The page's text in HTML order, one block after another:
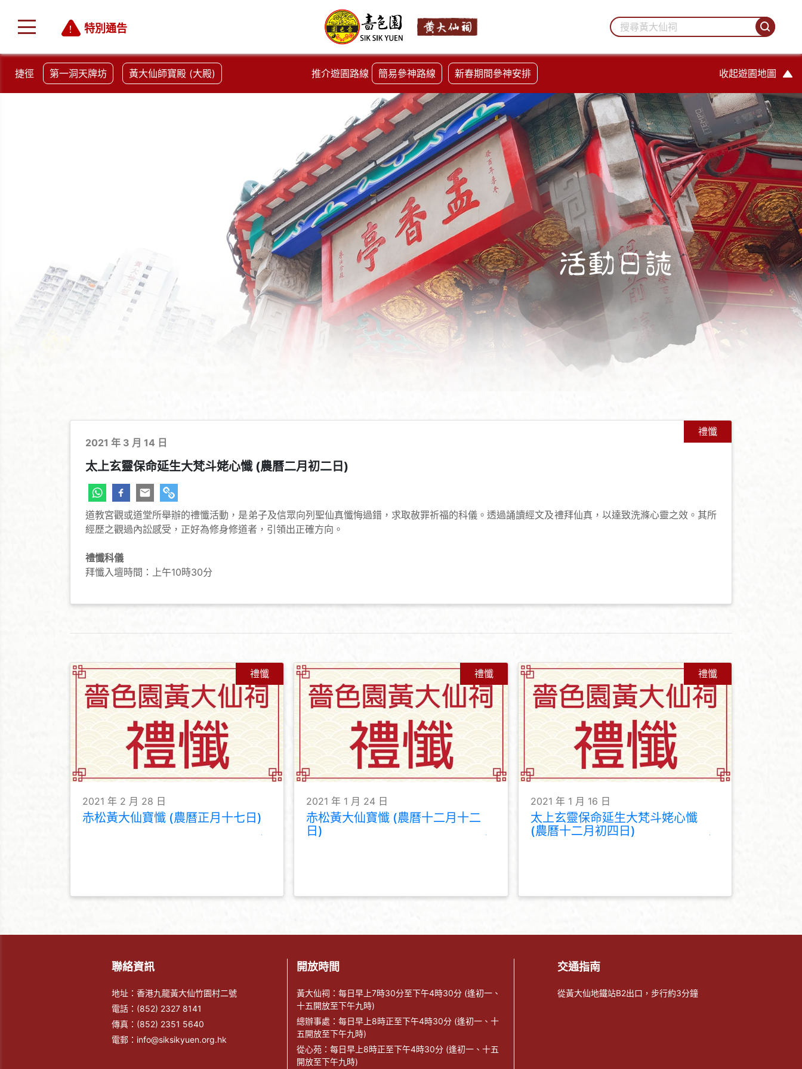
特別通告
捷徑 第一洞天牌坊 黃大仙師寶殿 (大殿) 推介遊園路線 簡易參神路線 新春期間參神安排 收起遊園地圖
活動日誌
禮懺
2021 年 3 月 14 日
太上玄靈保命延生大梵斗姥心懺 (農曆二月初二日)
道教宮觀或道堂所舉辦的禮懺活動，是弟子及信眾向列聖仙真懺悔過錯，求取赦罪祈福的科儀。透過誦讀經文及禮拜仙真，以達致洗滌心靈之效。其所
經歷之觀過內訟感受，正好為修身修道者，引領出正確方向。
禮懺科儀
拜懺入壇時間：上午10時30分
禮懺
2021 年 2 月 28 日
赤松黃大仙寶懺 (農曆正月十七日)
禮懺
2021 年 1 月 24 日
赤松黃大仙寶懺 (農曆十二月十二
日)
禮懺
2021 年 1 月 16 日
太上玄靈保命延生大梵斗姥心懺
(農曆十二月初四日)
聯絡資訊
地址：香港九龍黃大仙竹園村二號
電話： (852) 2327 8141
傳真： (852) 2351 5640
電郵： info@siksikyuen.org.hk
開放時間
黃大仙祠：每日早上7時30分至下午4時30分 (逢初一、
十五開放至下午九時)
總辦事處：每日早上8時正至下午4時30分 (逢初一、十
五開放至下午九時)
從心苑：每日早上8時正至下午4時30分 (逢初一、十五
開放至下午九時)
交通指南
從黃大仙地鐵站B2出口，步行約3分鐘